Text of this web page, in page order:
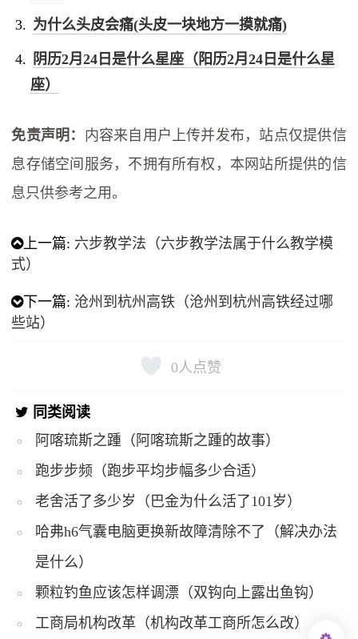
为什么头皮会痛(头皮一块地方一摸就痛)
阴历2月24日是什么星座（阳历2月24日是什么星
座）
免责声明： 内容来自用户上传并发布，站点仅提供信
息存储空间服务，不拥有所有权，本网站所提供的信
息只供参考之用。
上一篇: 六步教学法（六步教学法属于什么教学模
式）
下一篇: 沧州到杭州高铁（沧州到杭州高铁经过哪
些站）
0人点赞
同类阅读
阿喀琉斯之踵（阿喀琉斯之踵的故事）
跑步步频（跑步平均步幅多少合适）
老舍活了多少岁（巴金为什么活了101岁）
哈弗h6气囊电脑更换新故障清除不了（解决办法
是什么）
颗粒钓鱼应该怎样调漂（双钩向上露出鱼钩）
工商局机构改革（机构改革工商所怎么改）